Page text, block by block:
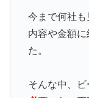
今まで何社
内容や金額
た。
そんな中、